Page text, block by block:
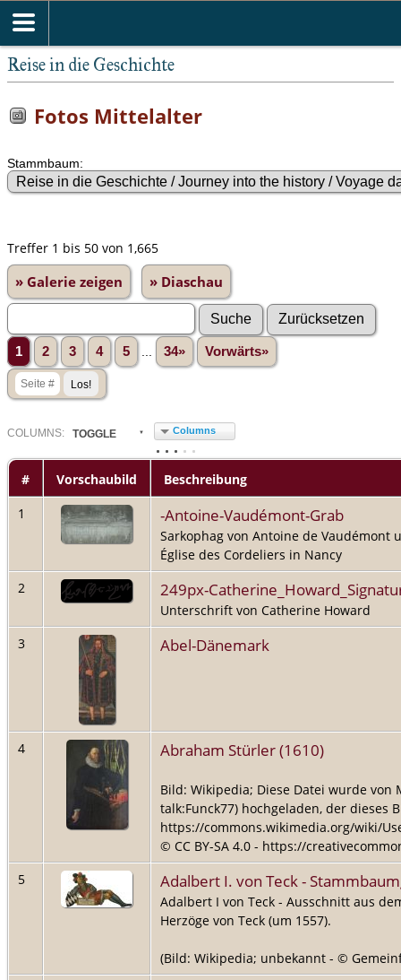
Reise in die Geschichte
Fotos Mittelalter
Stammbaum:
Treffer 1 bis 50 von 1,665
» Galerie zeigen » Diaschau
1 2 3 4 5 34» Vorwärts»
COLUMN S: TOGGLE Columns
# Vorschaubild
Beschreibung
1
-Antoine-Vaudémont-Grab
Sarkophag von Antoine de Vaudémont
Église des Cordeliers in Nancy
2
249px-
Unterschrift von Catherine Howard
3
Abel-Dänemark
4 Abraham Stürler (1610)
Bild: Wikipedia; Diese Datei wurde von
talk:Funck77) hochgeladen, der dieses
https://commons.wikimedia.org/wiki/
© CC BY-SA 4.0 - https://
5
Adalbert I. von Teck -
Adalbert I von Teck - Ausschnitt aus
Herzöge von Teck (um 1557).
(Bild: Wikipedia; unbekannt - ©